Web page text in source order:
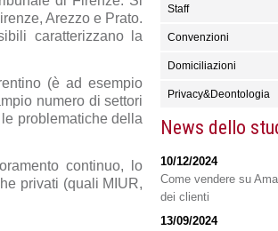
Arezzo e Prato.
caratterizzano la
(è ad esempio
numero di settori
problematiche della
continuo, lo
privati (quali MIUR,
Staff
Convenzioni
Domiciliazioni
Privacy&Deontologia
News dello
10/12/2024
Come vendere su
dei clienti
13/09/2024